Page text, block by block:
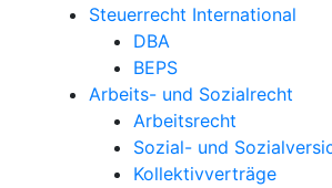
Steuerrecht International
DBA
BEPS
Arbeits- und Sozialrecht
Arbeitsrecht
Sozial- und
Kollektivverträge